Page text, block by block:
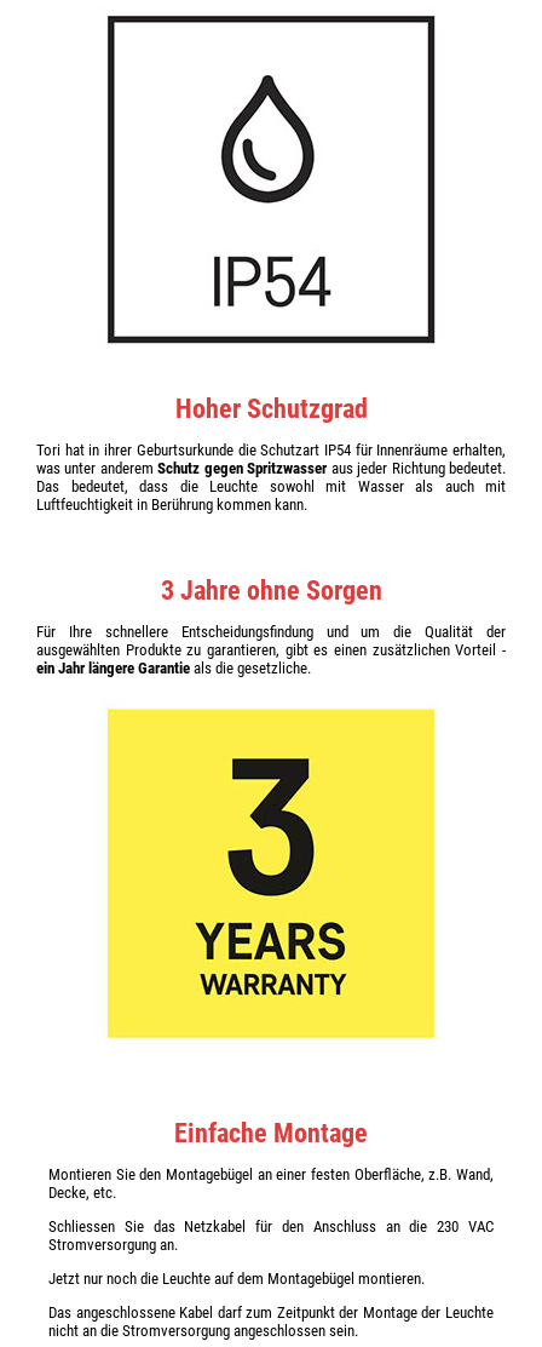
Hoher Schutzgrad
Tori hat in ihrer Geburtsurkunde die Schutzart IP54 für Innenräume erhalten,
was unter anderemSchutz gegen Spritzwasser aus jeder Richtung bedeutet.
Das bedeutet, dass die Leuchte sowohl mit Wasser als auch mit
Luftfeuchtigkeit in Berührung kommen kann.
3 Jahre ohne Sorgen
Für Ihre schnellere Entscheidungsfindung und um die Qualität der
ausgewählten Produkte zu garantieren, gibt es einen zusätzlichen Vorteil -
ein Jahr längere Garantie als die gesetzliche.
Einfache Montage
Montieren Sie den Montagebügel an einer festen Oberfläche, z.B. Wand,
Decke, etc.
Schliessen Sie das Netzkabel für den Anschluss an die 230 VAC
Stromversorgung an.
Jetzt nur noch die Leuchte auf dem Montagebügel montieren.
Das angeschlossene Kabel darf zum Zeitpunkt der Montage der Leuchte
nicht an die Stromversorgung angeschlossen sein.